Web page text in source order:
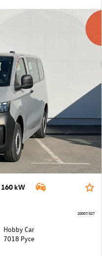
kW
Hobby Car
7018 Русе
20007/327